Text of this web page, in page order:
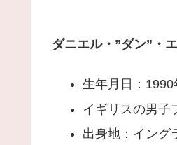
ダニエル・”ダン”・
生年月日：1990
イギリスの男子
出身地：イング